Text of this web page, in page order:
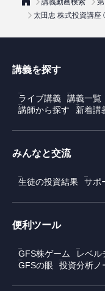
太田忠 株式投資講
講義を探す
ライブ講義 講義一覧
講師から探す
新着講
みんなと交流
生徒の投資結果 サポ
便利ツール
GFS株ゲーム レベル
GFSの眼
投資分析ノ